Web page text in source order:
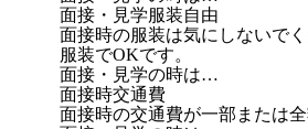
面接・見学服装自由
面接時の服装は気にしないで
服装でOKです。
面接・見学の時は…
面接時交通費
面接時の交通費が一部または全